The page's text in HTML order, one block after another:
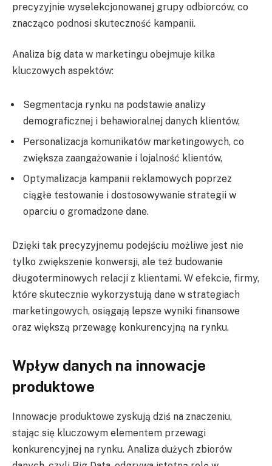
precyzyjnie wyselekcjonowanej grupy odbiorców, co
znacząco podnosi skuteczność kampanii.
Analiza big data w marketingu obejmuje kilka
kluczowych aspektów:
Segmentacja rynku na podstawie analizy
demograficznej i behawioralnej danych klientów,
Personalizacja komunikatów marketingowych, co
zwiększa zaangażowanie i lojalność klientów,
Optymalizacja kampanii reklamowych poprzez
ciągłe testowanie i dostosowywanie strategii w
oparciu o gromadzone dane.
Dzięki tak precyzyjnemu podejściu możliwe jest nie
tylko zwiększenie konwersji, ale też budowanie
długoterminowych relacji z klientami. W efekcie, firmy,
które skutecznie wykorzystują dane w strategiach
marketingowych, osiągają lepsze wyniki finansowe
oraz większą przewagę konkurencyjną na rynku.
Wpływ danych na innowacje
produktowe
Innowacje produktowe zyskują dziś na znaczeniu,
stając się kluczowym elementem przewagi
konkurencyjnej na rynku. Analiza dużych zbiorów